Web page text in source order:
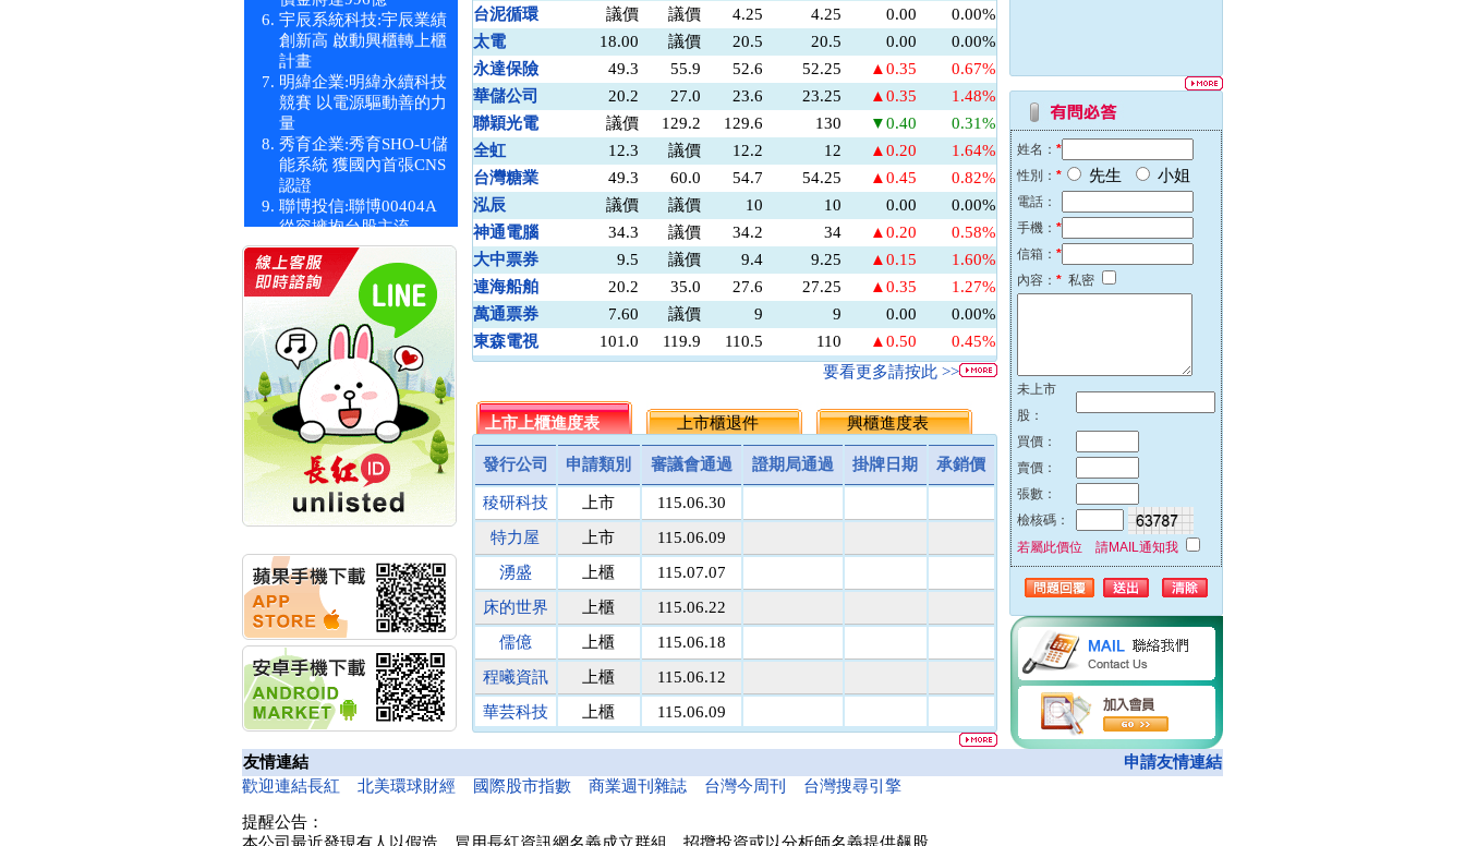
宇辰系統科技:宇辰業績
創新高 啟動興櫃轉上櫃
計畫
明緯企業:明緯永續科技
競賽 以電源驅動善的力
量
秀育企業:秀育SHO-U儲
能系統 獲國內首張CNS
認證
聯博投信:聯博00404A
從容擁抱台股主流
碩通散熱股份有限公司
公告董事會通過發言人
及代理發
華旭先進:代重要子公司
碩通散熱股份有限公司
公告董事會決議發行員
工認股權
華旭先進:代重要子公司
碩通散熱股份有限公司
公告董事會追認113年
向關係
華旭先進:代重要子公司
碩通散熱股份有限公司
公告向關係人取得使用
仁新醫藥:代重要子公司
BeliteBio,Inc公告受邀參
加第27屆眼
巨生生醫:公告本公司
MPB-1523MRI顯影劑-
肝細胞癌接獲美國FD
格斯科技*:公告調整本
公司私募專區資訊(董事
會決議日起兩日內應申
報相關資
格斯科技*:公告更正
115/05/12重訊內容(停
止過戶起始日期)
將捷:代子公司忠明營造
台泥循環
議價 議價 4.25 4.25 0.00
0.00%
太電
18.00 議價 20.5 20.5 0.00
0.00%
永達保險
49.3 55.9 52.6 52.25 ▲0.35
0.67%
華儲公司
20.2 27.0 23.6 23.25 ▲0.35
1.48%
聯穎光電
議價 129.2 129.6 130 ▼0.40
0.31%
全虹
12.3 議價 12.2 12 ▲0.20
1.64%
台灣糖業
49.3 60.0 54.7 54.25 ▲0.45
0.82%
泓辰
議價 議價 10 10 0.00
0.00%
神通電腦
34.3 議價 34.2 34 ▲0.20
0.58%
大中票券
9.5 議價 9.4 9.25 ▲0.15
1.60%
連海船舶
20.2 35.0 27.6 27.25 ▲0.35
1.27%
萬通票券
7.60 議價 9 9 0.00
0.00%
東森電視
101.0 119.9 110.5 110 ▲0.50
0.45%
5.5 ▲0.20
3.51%
台灣集保
131.1 171.8 151.5 149.5 ▲2.00
1.32%
馬上發
議價 8.1 8.1 8 ▲0.10
1.23%
民間全民
議價 議價 10 10 0.00
0.00%
鎧鉅科技
議價 議價
萬里遊
10.0 議價
醫電鼎眾
議價 41.9 42.0 42 0.00
0.00%
三信商銀
議價 13.7 13.6 13.5 ▲0.10
0.74%
菘凱科技
議價 10.0
東盈光電
議價 16.2
匯頂電腦
議價 10.0
南美特科
議價 364.5 364.8 365 ▼0.20
0.05%
台塑網科
70.00 議價 86 86 0.00
0.00%
捷揚光電
議價 249.5 249.8 250 ▼0.20
0.08%
新德科技
議價 20.1 20.1 20 ▲0.10
0.50%
諾瓦材料
議價 50.0 50.0 50 0.00
要看更多請按此 >>
上市上櫃進度表 上市櫃退件 興櫃進度表
發行公司 申請類別 審議會通過 證期局通過 掛牌日期 承銷價
稜研科技 上市
115.06.30
特力屋
上市
115.06.09
湧盛
上櫃
115.07.07
床的世界
上櫃
115.06.22
儒億
上櫃
115.06.18
程曦資訊
上櫃
115.06.12
華芸科技
上櫃
115.06.09
精華生醫
上櫃
115.06.16
和亞智慧
上櫃 115.05.21
姓名： *
性別： * 先生 小姐
電話：
手機： *
信箱： *
內容： * 私密
未上市
股：
買價：
賣價：
張數：
檢核碼：
若屬此價位 請MAIL通知我
友情連結
申請友情連結
歡迎連結長紅
北美環球財經 國際股市指數 商業週刊雜誌 台灣今周刊 台灣搜尋引擎
提醒公告：